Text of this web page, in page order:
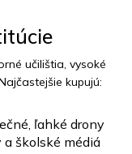
učilištia, vysoké
kupujú:
ľahké drony
školské médiá